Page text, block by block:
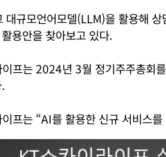
대규모언어모델(LLM)을 활용해
용안을 찾아보고 있다.
프는 2024년 3월 정기주주총회
프는 “AI를 활용한 신규 서비스